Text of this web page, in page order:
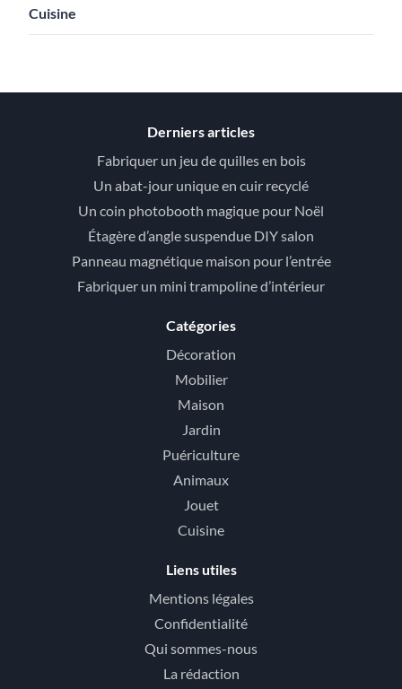
Cuisine
Derniers articles
Fabriquer un jeu de quilles en bois
Un abat-jour unique en cuir recyclé
Un coin photobooth magique pour Noël
Étagère d’angle suspendue DIY salon
Panneau magnétique maison pour l’entrée
Fabriquer un mini trampoline d’intérieur
Catégories
Décoration
Mobilier
Maison
Jardin
Puériculture
Animaux
Jouet
Cuisine
Liens utiles
Mentions légales
Confidentialité
Qui sommes-nous
La rédaction